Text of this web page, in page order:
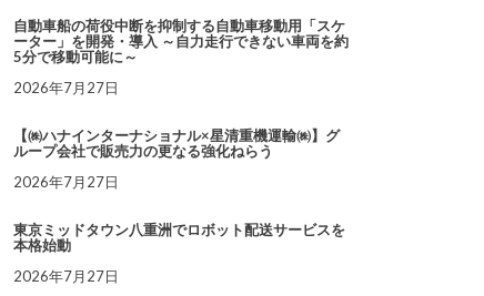
自動車船の荷役中断を抑制する自動車移動用「スケ
ーター」を開発・導入 ～自力走行できない車両を約
5分で移動可能に～
2026年7月27日
【㈱ハナインターナショナル×星清重機運輸㈱】グ
ループ会社で販売力の更なる強化ねらう
2026年7月27日
東京ミッドタウン八重洲でロボット配送サービスを
本格始動
2026年7月27日